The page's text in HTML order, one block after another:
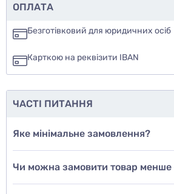
Чи рекомендуєте ви цей товар
так
ще не знаю
Додати відгук
ОПЛАТА
Безготівковий для юридичних осіб
Карткою на реквізити IBAN
ЧАСТІ ПИТАННЯ
Яке мінімальне замовлення?
Чи можна замовити товар менше